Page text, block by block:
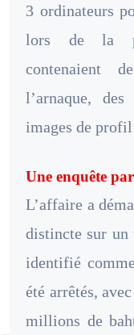
3 ordinateurs
lors de la
contenaient
l’arnaque,
images de
Une enquête
L’affaire a
distincte sur un
identifié
été arrêtés,
millions de